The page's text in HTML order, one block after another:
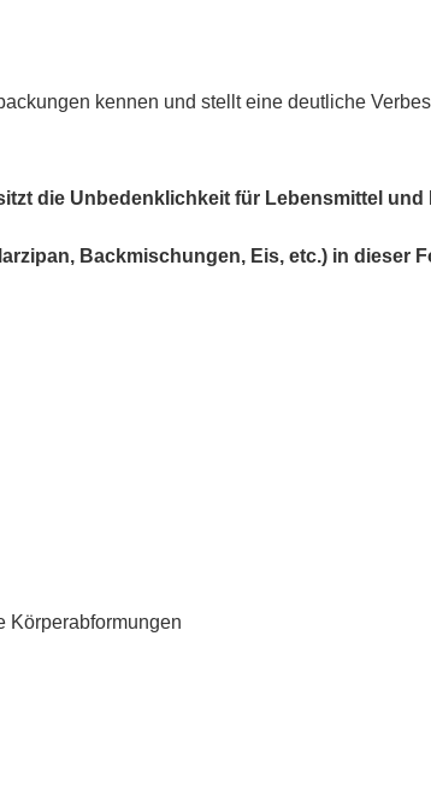
kennen und stellt eine deutliche
die Unbedenklichkeit für Lebensmittel
Backmischungen, Eis, etc.) in dieser
Körperabformungen